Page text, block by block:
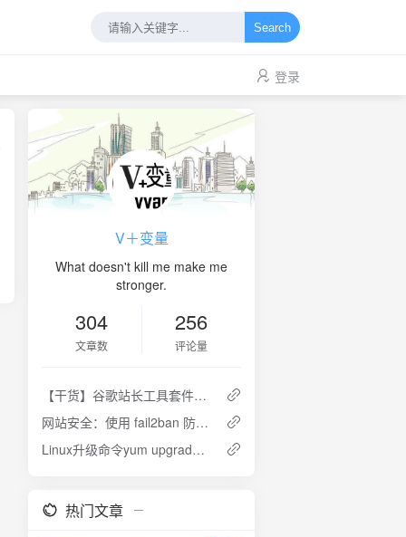
Search
登录
V＋变量
What doesn't kill me make me
stronger.
304
文章数
256
评论量
【干货】谷歌站长工具套件（Google Webmaster Tools）怎么用来做谷歌搜索引擎优化
网站安全：使用 fail2ban 防御 SSH 服务器的暴力破解攻击
Linux升级命令yum upgrade和yum update的区别
热门文章